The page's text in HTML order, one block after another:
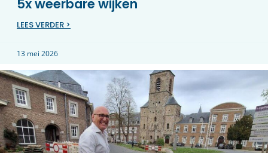
5x weerbare wijken
LEES VERDER >
13 mei 2026